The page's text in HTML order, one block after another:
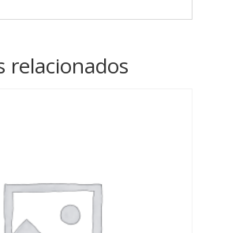
relacionados